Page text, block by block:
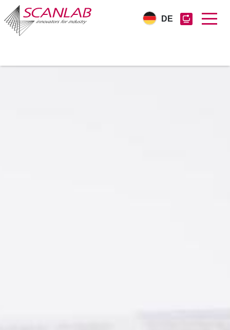
Inhalt
DE